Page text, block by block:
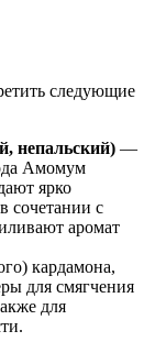
следующие
непальский) —
Амомум
ярко
сочетании с
аромат
кардамона,
для смягчения
для